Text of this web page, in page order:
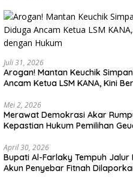
Juli 31, 2026
Arogan! Mantan Keuchik
Ancam Ketua LSM KANA, Kini
Mei 2, 2026
Merawat Demokrasi Akar
Kepastian Hukum Pemilihan
April 30, 2026
Bupati Al-Farlaky Tempuh Jalur
Akun Penyebar Fitnah